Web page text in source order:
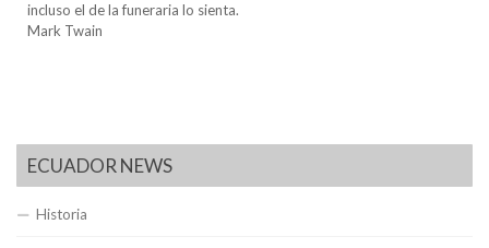
incluso el de la funeraria lo sienta.
Mark Twain
ECUADOR NEWS
Historia